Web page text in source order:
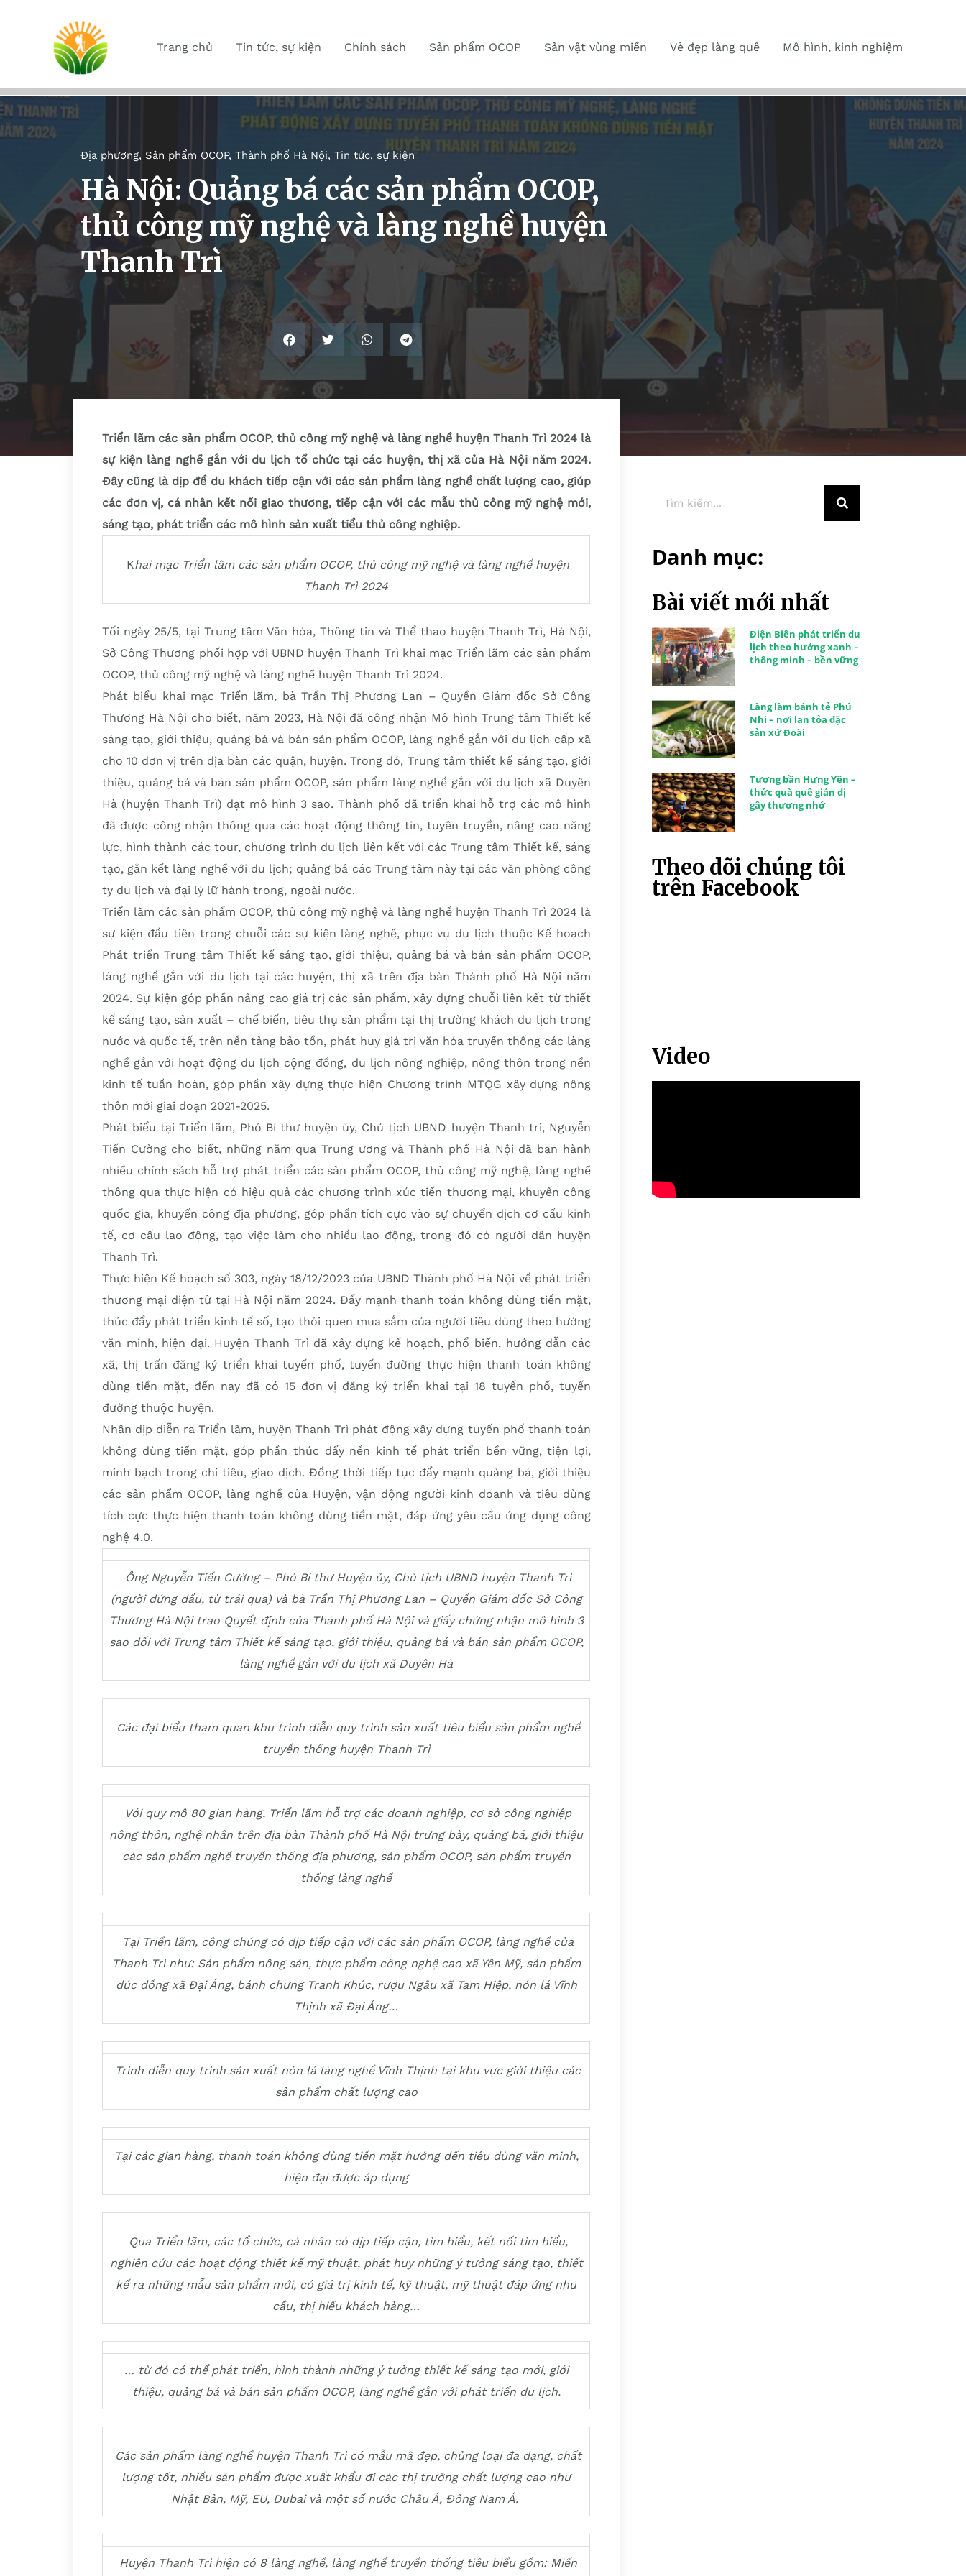
Trang chủ Tin tức, sự kiện Chính sách Sản phẩm OCOP Sản vật vùng miền Vẻ đẹp làng quê Mô hình, kinh nghiệm
Địa phương, Sản phẩm OCOP, Thành phố Hà Nội, Tin tức, sự kiện
Hà Nội: Quảng bá các sản phẩm OCOP,
thủ công mỹ nghệ và làng nghề huyện
Thanh Trì
Triển lãm các sản phẩm OCOP, thủ công mỹ nghệ và làng nghề huyện Thanh Trì 2024 là
sự kiện làng nghề gắn với du lịch tổ chức tại các huyện, thị xã của Hà Nội năm 2024.
Đây cũng là dịp để du khách tiếp cận với các sản phẩm làng nghề chất lượng cao, giúp
các đơn vị, cá nhân kết nối giao thương, tiếp cận với các mẫu thủ công mỹ nghệ mới,
sáng tạo, phát triển các mô hình sản xuất tiểu thủ công nghiệp.
Khai mạc Triển lãm các sản phẩm OCOP, thủ công mỹ nghệ và làng nghề huyện
Thanh Trì 2024
Tối ngày 25/5, tại Trung tâm Văn hóa, Thông tin và Thể thao huyện Thanh Trì, Hà Nội,
Sở Công Thương phối hợp với UBND huyện Thanh Trì khai mạc Triển lãm các sản phẩm
OCOP, thủ công mỹ nghệ và làng nghề huyện Thanh Trì 2024.
Phát biểu khai mạc Triển lãm, bà Trần Thị Phương Lan – Quyền Giám đốc Sở Công
Thương Hà Nội cho biết, năm 2023, Hà Nội đã công nhận Mô hình Trung tâm Thiết kế
sáng tạo, giới thiệu, quảng bá và bán sản phẩm OCOP, làng nghề gắn với du lịch cấp xã
cho 10 đơn vị trên địa bàn các quận, huyện. Trong đó, Trung tâm thiết kế sáng tạo, giới
thiệu, quảng bá và bán sản phẩm OCOP, sản phẩm làng nghề gắn với du lịch xã Duyên
Hà (huyện Thanh Trì) đạt mô hình 3 sao. Thành phố đã triển khai hỗ trợ các mô hình
đã được công nhận thông qua các hoạt động thông tin, tuyên truyền, nâng cao năng
lực, hình thành các tour, chương trình du lịch liên kết với các Trung tâm Thiết kế, sáng
tạo, gắn kết làng nghề với du lịch; quảng bá các Trung tâm này tại các văn phòng công
ty du lịch và đại lý lữ hành trong, ngoài nước.
Triển lãm các sản phẩm OCOP, thủ công mỹ nghệ và làng nghề huyện Thanh Trì 2024 là
sự kiện đầu tiên trong chuỗi các sự kiện làng nghề, phục vụ du lịch thuộc Kế hoạch
Phát triển Trung tâm Thiết kế sáng tạo, giới thiệu, quảng bá và bán sản phẩm OCOP,
làng nghề gắn với du lịch tại các huyện, thị xã trên địa bàn Thành phố Hà Nội năm
2024. Sự kiện góp phần nâng cao giá trị các sản phẩm, xây dựng chuỗi liên kết từ thiết
kế sáng tạo, sản xuất – chế biến, tiêu thụ sản phẩm tại thị trường khách du lịch trong
nước và quốc tế, trên nền tảng bảo tồn, phát huy giá trị văn hóa truyền thống các làng
nghề gắn với hoạt động du lịch cộng đồng, du lịch nông nghiệp, nông thôn trong nền
kinh tế tuần hoàn, góp phần xây dựng thực hiện Chương trình MTQG xây dựng nông
thôn mới giai đoạn 2021-2025.
Phát biểu tại Triển lãm, Phó Bí thư huyện ủy, Chủ tịch UBND huyện Thanh trì, Nguyễn
Tiến Cường cho biết, những năm qua Trung ương và Thành phố Hà Nội đã ban hành
nhiều chính sách hỗ trợ phát triển các sản phẩm OCOP, thủ công mỹ nghệ, làng nghề
thông qua thực hiện có hiệu quả các chương trình xúc tiến thương mại, khuyến công
quốc gia, khuyến công địa phương, góp phần tích cực vào sự chuyển dịch cơ cấu kinh
tế, cơ cấu lao động, tạo việc làm cho nhiều lao động, trong đó có người dân huyện
Thanh Trì.
Thực hiện Kế hoạch số 303, ngày 18/12/2023 của UBND Thành phố Hà Nội về phát triển
thương mại điện tử tại Hà Nội năm 2024. Đẩy mạnh thanh toán không dùng tiền mặt,
thúc đẩy phát triển kinh tế số, tạo thói quen mua sắm của người tiêu dùng theo hướng
văn minh, hiện đại. Huyện Thanh Trì đã xây dựng kế hoạch, phổ biến, hướng dẫn các
xã, thị trấn đăng ký triển khai tuyến phố, tuyến đường thực hiện thanh toán không
dùng tiền mặt, đến nay đã có 15 đơn vị đăng ký triển khai tại 18 tuyến phố, tuyến
đường thuộc huyện.
Nhân dịp diễn ra Triển lãm, huyện Thanh Trì phát động xây dựng tuyến phố thanh toán
không dùng tiền mặt, góp phần thúc đẩy nền kinh tế phát triển bền vững, tiện lợi,
minh bạch trong chi tiêu, giao dịch. Đồng thời tiếp tục đẩy mạnh quảng bá, giới thiệu
các sản phẩm OCOP, làng nghề của Huyện, vận động người kinh doanh và tiêu dùng
tích cực thực hiện thanh toán không dùng tiền mặt, đáp ứng yêu cầu ứng dụng công
nghệ 4.0.
Ông Nguyễn Tiến Cường – Phó Bí thư Huyện ủy, Chủ tịch UBND huyện Thanh Trì
(người đứng đầu, từ trái qua) và bà Trần Thị Phương Lan – Quyền Giám đốc Sở Công
Thương Hà Nội trao Quyết định của Thành phố Hà Nội và giấy chứng nhận mô hình 3
sao đối với Trung tâm Thiết kế sáng tạo, giới thiệu, quảng bá và bán sản phẩm OCOP,
làng nghề gắn với du lịch xã Duyên Hà
Các đại biểu tham quan khu trình diễn quy trình sản xuất tiêu biểu sản phẩm nghề
truyền thống huyện Thanh Trì
Với quy mô 80 gian hàng, Triển lãm hỗ trợ các doanh nghiệp, cơ sở công nghiệp
nông thôn, nghệ nhân trên địa bàn Thành phố Hà Nội trưng bày, quảng bá, giới thiệu
các sản phẩm nghề truyền thống địa phương, sản phẩm OCOP, sản phẩm truyền
thống làng nghề
Tại Triển lãm, công chúng có dịp tiếp cận với các sản phẩm OCOP, làng nghề của
Thanh Trì như: Sản phẩm nông sản, thực phẩm công nghệ cao xã Yên Mỹ, sản phẩm
đúc đồng xã Đại Áng, bánh chưng Tranh Khúc, rượu Ngâu xã Tam Hiệp, nón lá Vĩnh
Thịnh xã Đại Áng…
Trình diễn quy trình sản xuất nón lá làng nghề Vĩnh Thịnh tại khu vực giới thiệu các
sản phẩm chất lượng cao
Tại các gian hàng, thanh toán không dùng tiền mặt hướng đến tiêu dùng văn minh,
hiện đại được áp dụng
Qua Triển lãm, các tổ chức, cá nhân có dịp tiếp cận, tìm hiểu, kết nối tìm hiểu,
nghiên cứu các hoạt động thiết kế mỹ thuật, phát huy những ý tưởng sáng tạo, thiết
kế ra những mẫu sản phẩm mới, có giá trị kinh tế, kỹ thuật, mỹ thuật đáp ứng nhu
cầu, thị hiếu khách hàng…
… từ đó có thể phát triển, hình thành những ý tưởng thiết kế sáng tạo mới, giới
thiệu, quảng bá và bán sản phẩm OCOP, làng nghề gắn với phát triển du lịch.
Các sản phẩm làng nghề huyện Thanh Trì có mẫu mã đẹp, chủng loại đa dạng, chất
lượng tốt, nhiều sản phẩm được xuất khẩu đi các thị trường chất lượng cao như
Nhật Bản, Mỹ, EU, Dubai và một số nước Châu Á, Đông Nam Á.
Huyện Thanh Trì hiện có 8 làng nghề, làng nghề truyền thống tiêu biểu gồm: Miến
Danh mục:
Bài viết mới nhất
Điện Biên phát triển du
lịch theo hướng xanh –
thông minh – bền vững
Làng làm bánh tẻ Phú
Nhi – nơi lan tỏa đặc
sản xứ Đoài
Tương bần Hưng Yên –
thức quà quê giản dị
gây thương nhớ
Theo dõi chúng tôi
trên Facebook
Video